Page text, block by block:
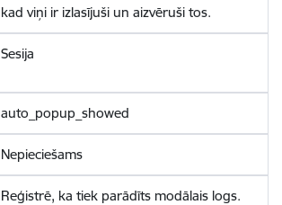
kad viņi ir izlasījuši un aizvēruši tos.
Sesija
auto_popup_showed
Nepieciešams
Reģistrē, ka tiek parādīts modālais logs.